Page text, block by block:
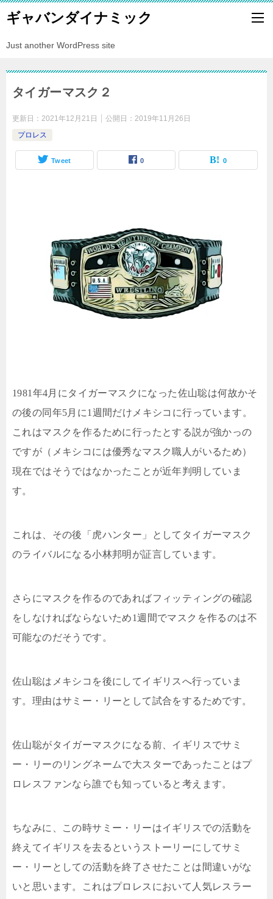
ギャバンダイナミック
Just another WordPress site
タイガーマスク２
更新日： 2021年12月21日 公開日： 2019年11月26日
プロレス
Tweet 0 0
1981 年4月にタイガーマスクになった佐山聡は何故かそ
の後の同年5月に1 週間だけメキシコに行っています。
これはマスクを作るために行ったとする説が強かっの
ですが（メキシコには優秀なマスク職人がいるため）
現在ではそうではなかったことが近年判明していま
す。
これは、その後「虎ハンター」としてタイガーマスク
のライバルになる小林邦明が証言しています。
さらにマスクを作るのであればフィッティングの確認
をしなければならないため1週間でマスクを作るのは不
可能なのだそうです。
佐山聡はメキシコを後にしてイギリスへ行っていま
す。理由はサミー・リーとして試合をするためです。
佐山聡がタイガーマスクになる前、イギリスでサミ
ー・リーのリングネームで大スターであったことはプ
ロレスファンなら誰でも知っていると考えます。
ちなみに、この時サミー・リーはイギリスでの活動を
終えてイギリスを去るというストーリーにしてサミ
ー・リーとしての活動を終了させたことは間違いがな
いと思います。これはプロレスにおいて人気レスラー